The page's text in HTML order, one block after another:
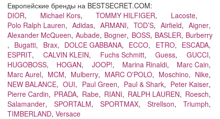
Европейские бренды на BESTSECRET.COM:
DIOR, Michael Kors, TOMMY HILFIGER, Lacoste,
Polo Ralph Lauren, Adidas, ARMANI, TOD’S, Airfield, Aigner,
Alexander McQueen,Aubade, Bogner, BOSS, BASLER, Burberry
, Bugatti, Brax, DOLCE GABBANA, ECCO, ETRO, ESCADA,
ESPRIT, CALVIN KLEIN, Fuchs Schmitt,Guess, GUCCI,
HUGOBOSS, HOGAN, JOOP!, Marina Rinaldi, Marc Cain,
Marc Aurel, MCM, Mulberry, MARC O'POLO, Moschino, Nike,
NEW BALANCE,OUI, Paul Green, Paul & Shark, Peter Kaiser,
Pierre Cardin, PRADA, Rabe, RIANI, RALPH LAUREN, Roesch,
Salamander, SPORTALM, SPORTMAX, Strellson, Triumph,
TIMBERLAND, Versace